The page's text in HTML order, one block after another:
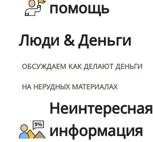
помощь
Люди & Деньги
ОБСУЖДАЕМ КАК ДЕЛАЮТ ДЕНЬГИ
НА НЕРУДНЫХ МАТЕРИАЛАХ
Неинтересная
информация